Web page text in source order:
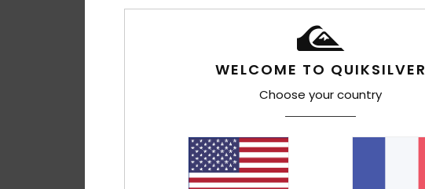
2
Espadrilled Up
Baskets Vert Homme
50,00 €
WELCOME TO QUIKSILVER
Choose your country